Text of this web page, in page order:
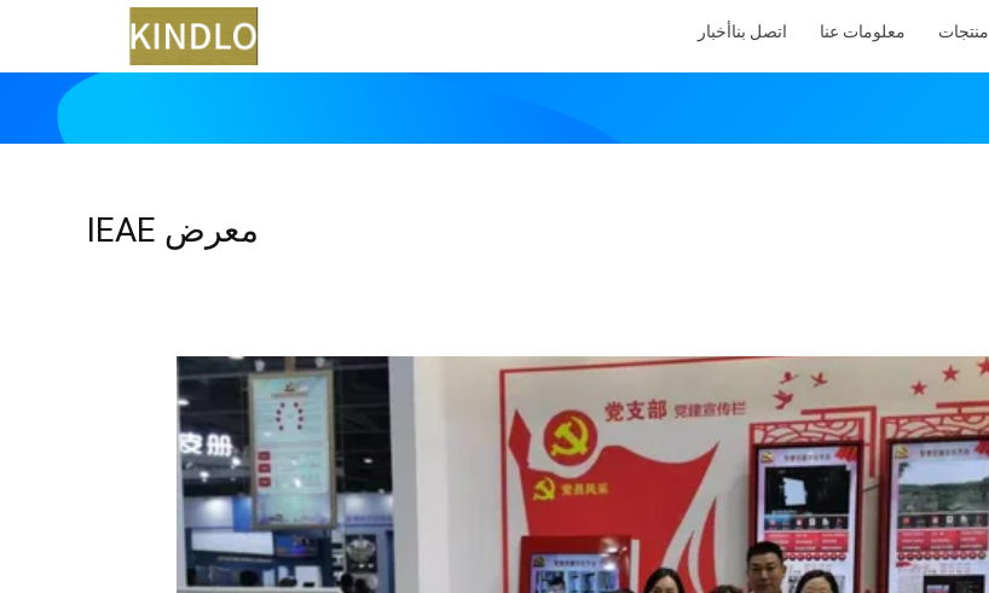
منتجات معلومات عنا اتصل بناأخبار
معرض IEAE